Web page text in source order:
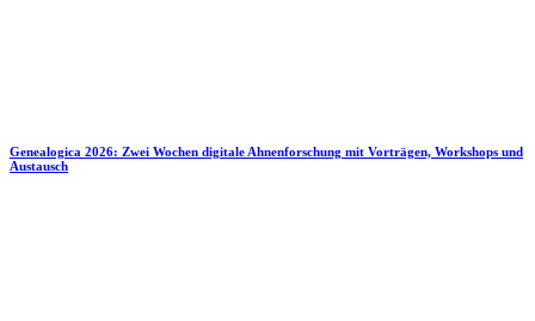
Genealogica 2026: Zwei Wochen digitale Ahnenforschung mit Vorträgen, Workshops und
Austausch